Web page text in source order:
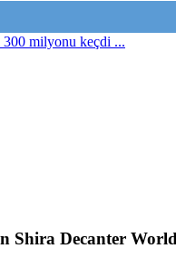
300 milyonu keçdi ...
Shira Decanter